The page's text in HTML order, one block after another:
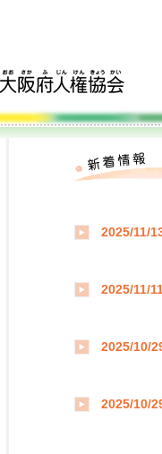
2025/11/
2025/11/
2025/10/
2025/10/